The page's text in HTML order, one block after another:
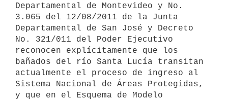
Departamental de Montevideo y No.
3.065 del 12/08/2011 de la Junta
Departamental de San José y Decreto
No. 321/011 del Poder Ejecutivo
reconocen explícitamente que los
bañados del río Santa Lucía transitan
actualmente el proceso de ingreso al
Sistema Nacional de Áreas Protegidas,
y que en el Esquema de Modelo